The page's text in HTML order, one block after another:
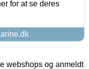
for at se deres
webshops og anmeldt